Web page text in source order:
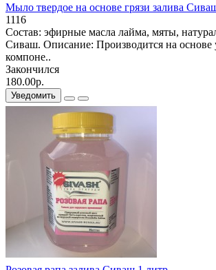
Мыло твердое на основе грязи залива
1116
Состав: эфирные масла лайма, мяты,
Сиваш. Описание: Производится на основе
компоне..
Закончился
180.00р.
Уведомить